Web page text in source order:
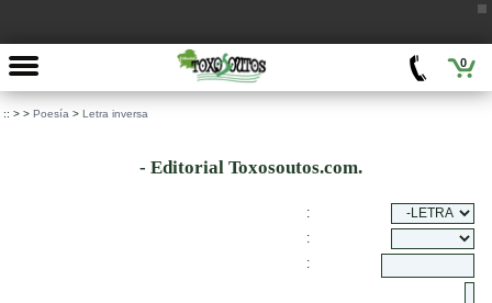
0
:: > > Poesía > Letra inversa
- Editorial Toxosoutos.com.
:
:
: